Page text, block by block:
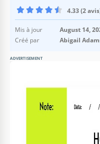
4.33 (2
Mis à jour
August 14,
Créé par
Abigail
ADVERTISEMENT
Spécifications du